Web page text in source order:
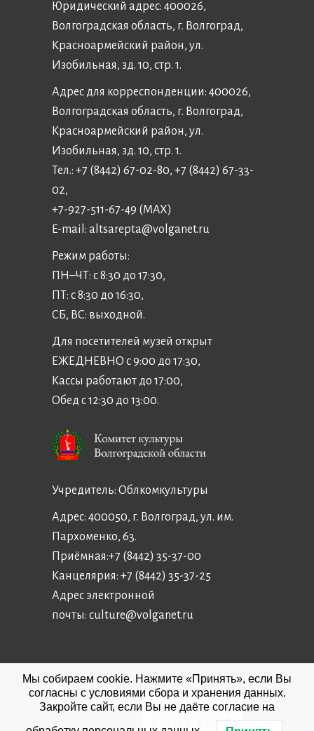
Юридический адрес: 400026,
Волгоградская область, г. Волгоград,
Красноармейский район, ул.
Изобильная, зд. 10, стр. 1.
Адрес для корреспонденции: 400026,
Волгоградская область, г. Волгоград,
Красноармейский район, ул.
Изобильная, зд. 10, стр. 1.
Тел.: +7 (8442) 67-02-80, +7 (8442) 67-33-
02,
+7-927-511-67-49 (MAX)
E-mail: altsarepta@volganet.ru
Режим работы:
ПН–ЧТ: с 8:30 до 17:30,
ПТ: с 8:30 до 16:30,
СБ, ВС: выходной.
Для посетителей музей открыт
ЕЖЕДНЕВНО с 9:00 до 17:30,
Кассы работают до 17:00,
Обед с 12:30 до 13:00.
Учредитель: Облкомкультуры
Адрес: 400050, г. Волгоград, ул. им.
Пархоменко, 63.
Приёмная:+7 (8442) 35-37-00
Канцелярия: +7 (8442) 35-37-25
Адрес электронной
почты: culture@volganet.ru
Мы собираем cookie. Нажмите «Принять», если Вы
согласны с условиями сбора и хранения данных.
Закройте сайт, если Вы не даёте согласие на